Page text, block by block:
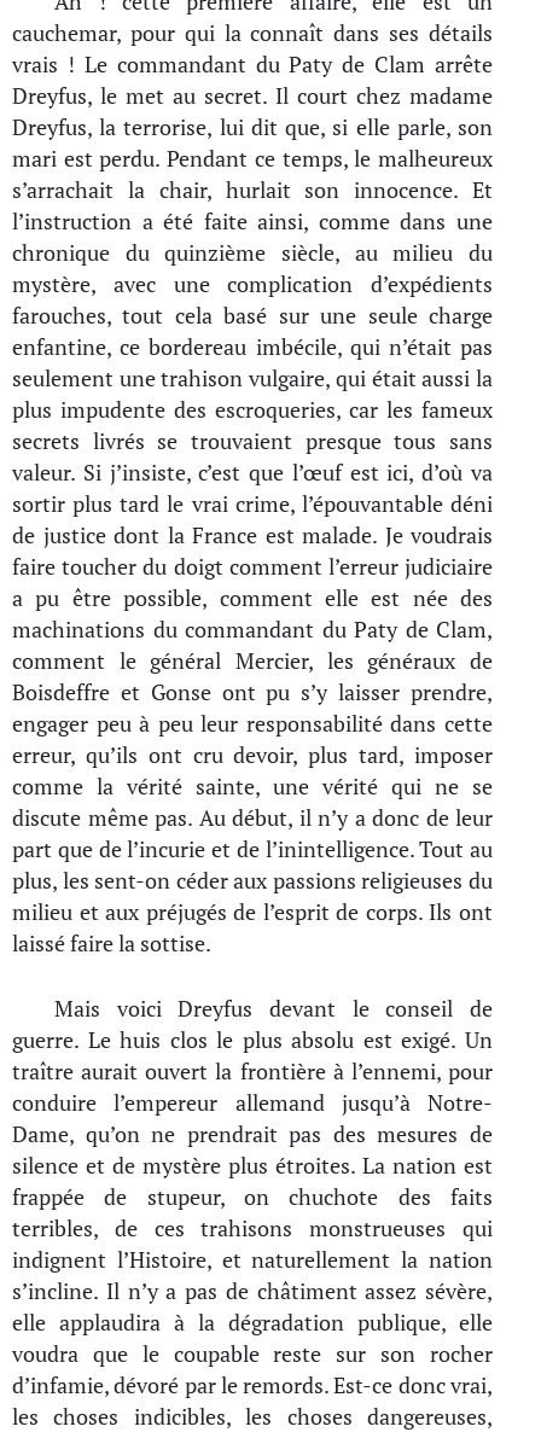
cauchemar, pour qui la connaît dans ses détails
vrais ! Le commandant du Paty de Clam arrête
Dreyfus, le met au secret. Il court chez madame
Dreyfus, la terrorise, lui dit que, si elle parle, son
mari est perdu. Pendant ce temps, le malheureux
s’arrachait la chair, hurlait son innocence. Et
l’instruction a été faite ainsi, comme dans une
chronique du quinzième siècle, au milieu du
mystère, avec une complication d’expédients
farouches, tout cela basé sur une seule charge
enfantine, ce bordereau imbécile, qui n’était pas
seulement une trahison vulgaire, qui était aussi la
plus impudente des escroqueries, car les fameux
secrets livrés se trouvaient presque tous sans
valeur. Si j’insiste, c’est que l’œuf est ici, d’où va
sortir plus tard le vrai crime, l’épouvantable déni
de justice dont la France est malade. Je voudrais
faire toucher du doigt comment l’erreur judiciaire
a pu être possible, comment elle est née des
machinations du commandant du Paty de Clam,
comment le général Mercier, les généraux de
Boisdeffre et Gonse ont pu s’y laisser prendre,
engager peu à peu leur responsabilité dans cette
erreur, qu’ils ont cru devoir, plus tard, imposer
comme la vérité sainte, une vérité qui ne se
discute même pas. Au début, il n’y a donc de leur
part que de l’incurie et de l’inintelligence. Tout au
plus, les sent-on céder aux passions religieuses du
milieu et aux préjugés de l’esprit de corps. Ils ont
laissé faire la sottise.
Mais voici Dreyfus devant le conseil de
guerre. Le huis clos le plus absolu est exigé. Un
traître aurait ouvert la frontière à l’ennemi, pour
conduire l’empereur allemand jusqu’à Notre-
Dame, qu’on ne prendrait pas des mesures de
silence et de mystère plus étroites. La nation est
frappée de stupeur, on chuchote des faits
terribles, de ces trahisons monstrueuses qui
indignent l’Histoire, et naturellement la nation
s’incline. Il n’y a pas de châtiment assez sévère,
elle applaudira à la dégradation publique, elle
voudra que le coupable reste sur son rocher
d’infamie, dévoré par le remords. Est-ce donc vrai,
les choses indicibles, les choses dangereuses,